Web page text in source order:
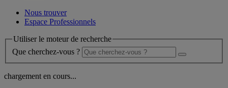
Nous trouver
Espace Professionnels
Utiliser le moteur de recherche
Que cherchez-vous ?
chargement en cours...